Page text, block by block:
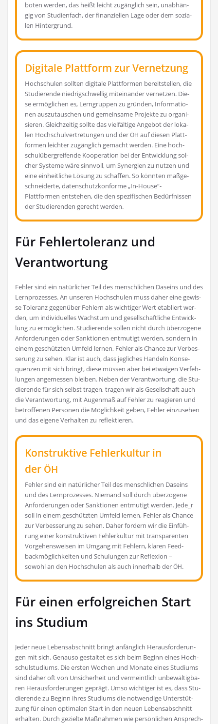
bo­ten wer­den, das heißt leicht zugäng­lich sein, unab­hän­
gig von Stu­di­en­fach, der finan­zi­el­len Lage oder dem sozia­
len Hintergrund.
Digitale Plattform zur Vernetzung
Hoch­schu­len soll­ten digi­ta­le Platt­for­men bereit­stel­len, die
Stu­die­ren­de nied­rig­schwel­lig mit­ein­an­der ver­net­zen. Die­
se ermög­li­chen es, Lern­grup­pen zu grün­den, Infor­ma­tio­
nen aus­zu­tau­schen und gemein­sa­me Pro­jek­te zu orga­ni­
sie­ren. Gleich­zei­tig soll­te das viel­fäl­ti­ge Ange­bot der loka­
len Hoch­schul­ver­tre­tun­gen und derÖH auf die­sen Platt­
for­men leich­ter zugäng­lich gemacht wer­den. Eine hoch­
schul­über­grei­fen­de Koope­ra­ti­on bei der Ent­wick­lung sol­
cher Sys­te­me wäre sinn­voll, um Syn­er­gien zu nut­zen und
eine ein­heit­li­che Lösung zu schaf­fen. So könn­ten maß­ge­
schnei­der­te, daten­schutz­kon­for­me „In-House“-
Plattformen ent­ste­hen, die den spe­zi­fi­schen Bedürf­nis­sen
der Stu­die­ren­den gerecht werden.
Für Fehlertoleranz und
Verantwortung
Feh­ler sind ein natür­li­cher Teil des mensch­li­chen Daseins und des
Lern­pro­zes­ses. An unse­ren Hoch­schu­len muss daher eine gewis­
se Tole­ranz gegen­über Feh­lern als wich­ti­ger Wert eta­bliert wer­
den, um indi­vi­du­el­les Wachs­tum und gesell­schaft­li­che Ent­wick­
lung zu ermög­li­chen. Stu­die­ren­de sol­len nicht durch über­zo­ge­ne
Anfor­de­run­gen oder Sank­tio­nen ent­mu­tigt wer­den, son­dern in
einem geschütz­ten Umfeld ler­nen, Feh­ler als Chan­ce zur Ver­bes­
se­rung zu sehen. Klar ist auch, dass jeg­li­ches Han­deln Kon­se­
quen­zen mit sich bringt, die­se müs­sen aber bei etwa­igen Ver­feh­
lun­gen ange­mes­sen blei­ben. Neben der Ver­ant­wor­tung, die Stu­
die­ren­de für sich selbst tra­gen, tra­gen wir als Gesell­schaft auch
die Ver­ant­wor­tung, mit Augen­maß auf Feh­ler zu reagie­ren und
betrof­fe­nen Per­so­nen die Mög­lich­keit geben, Feh­ler ein­zu­se­hen
und das eige­ne Ver­hal­ten zu reflektieren.
Konstruktive Fehlerkultur in
der ÖH
Feh­ler sind ein natür­li­cher Teil des mensch­li­chen Daseins
und des Lern­pro­zes­ses. Nie­mand soll durch über­zo­ge­ne
Anfor­de­run­gen oder Sank­tio­nen ent­mu­tigt wer­den. Jede_r
soll in einem geschütz­ten Umfeld ler­nen, Feh­ler als Chan­ce
zur Ver­bes­se­rung zu sehen. Daher for­dern wir die Ein­füh­
rung einer kon­struk­ti­ven Feh­ler­kul­tur mit trans­pa­ren­ten
Vor­ge­hens­wei­sen im Umgang mit Feh­lern, kla­ren Feed­
back­mög­lich­kei­ten und Schu­lun­gen zur Refle­xi­on –
sowohl an den Hoch­schu­len als auch inner­halb derÖH.
Für einen erfolgreichen Start
ins Studium
Jeder neue Lebens­ab­schnitt bringt anfäng­lich Her­aus­for­de­run­
gen mit sich. Genau­so gestal­tet es sich beim Beginn eines Hoch­
schul­stu­di­ums. Die ers­ten Wochen und Mona­te eines Stu­di­ums
sind daher oft von Unsi­cher­heit und ver­meint­lich unbe­wäl­tig­ba­
ren Her­aus­for­de­run­gen geprägt. Umso wich­ti­ger ist es, dass Stu­
die­ren­de zu Beginn ihres Stu­di­ums die not­wen­di­ge Unter­stüt­
zung für einen opti­ma­len Start in den neu­en Lebens­ab­schnitt
erhal­ten. Durch geziel­te Maß­nah­men wie per­sön­li­chen Ansprech­